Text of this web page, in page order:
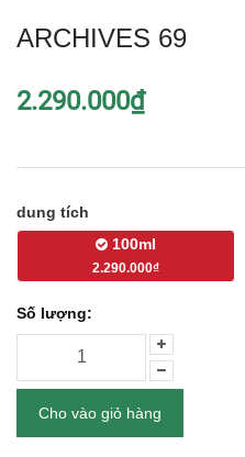
ARCHIVES 69
2.290.000₫
dung tích
100ml
2.290.000₫
Số lượng:
Cho vào giỏ hàng